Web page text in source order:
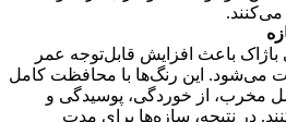
می‌کنند.
باژاک باعث افزایش قابل‌توجه عمر
می‌شود. این رنگ‌ها با محافظت کامل
مخرب، از خوردگی، پوسیدگی و
در نتیجه، سازه‌ها برای مدت